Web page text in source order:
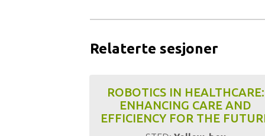
Relaterte sesjoner
ROBOTICS IN HEALTHCARE:
ENHANCING CARE AND
EFFICIENCY FOR THE